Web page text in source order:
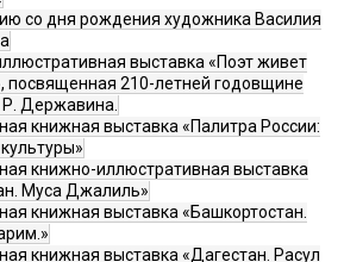
со дня рождения художника Василия
выставка «Поэт живет
посвященная 210-летней годовщине
Р. Державина.
книжная выставка «Палитра России:
книжно-иллюстративная выставка
Муса Джалиль»
книжная выставка «Башкортостан.
книжная выставка «Дагестан. Расул